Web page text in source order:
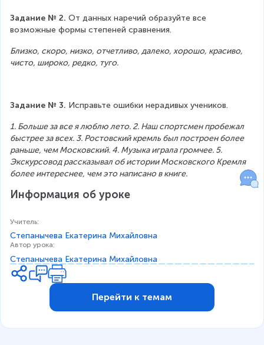
Задание № 2. От данных наречий образуйте все
возможные формы степеней сравнения.
Близко, скоро, низко, отчетливо, далеко, хорошо, красиво,
чисто, широко, редко, туго.
Задание № 3. Исправьте ошибки нерадивых учеников.
1. Больше за все я люблю лето. 2. Наш спортсмен пробежал
быстрее за всех. 3. Ростовский кремль был построен более
раньше, чем Московский. 4. Музыка играла громчее. 5.
Экскурсовод рассказывал об истории Московского Кремля
более интереснее, чем это написано в книге.
Информация об уроке
Учитель:
Степанычева Екатерина Михайловна
Автор урока:
Степанычева Екатерина Михайловна
Перейти к темам